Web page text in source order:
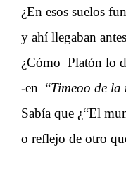
¿En esos suelos
y ahí llegaban
¿Cómo Platón lo
-en “Timeoo de la
Sabía que ¿“El
o reflejo de otro